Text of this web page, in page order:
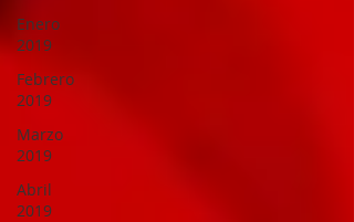
Enero
2019
Febrero
2019
Marzo
2019
Abril
2019